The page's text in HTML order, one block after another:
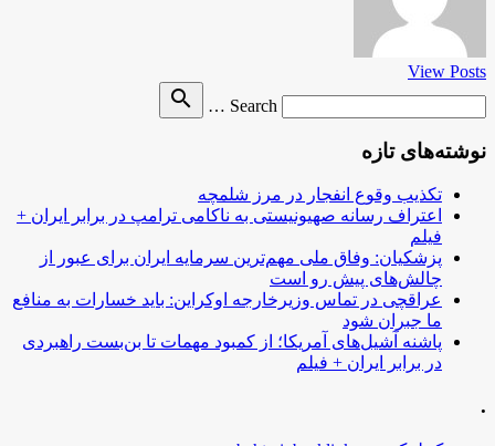
View Posts
Search …
search
نوشته‌های تازه
تکذیب وقوع انفجار در مرز شلمچه
اعتراف رسانه صهیونیستی به ناکامی ترامپ در برابر ایران +
فیلم
پزشکیان: وفاق ملی مهم‌ترین سرمایه ایران برای عبور از
چالش‌های پیش رو است
عراقچی در تماس وزیرخارجه اوکراین: باید خسارات به منافع
ما جبران شود
پاشنه آشیل‌های آمریکا؛ از کمبود مهمات تا بن‌بست راهبردی
در برابر ایران + فیلم
.